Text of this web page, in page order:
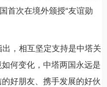
首次在境外颁授“友谊勋
，相互坚定支持是中塔关
何变化，中塔两国永远是
好朋友、携手发展的好伙